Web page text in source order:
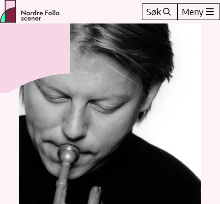
Hopp
til
innhold
Søk Meny